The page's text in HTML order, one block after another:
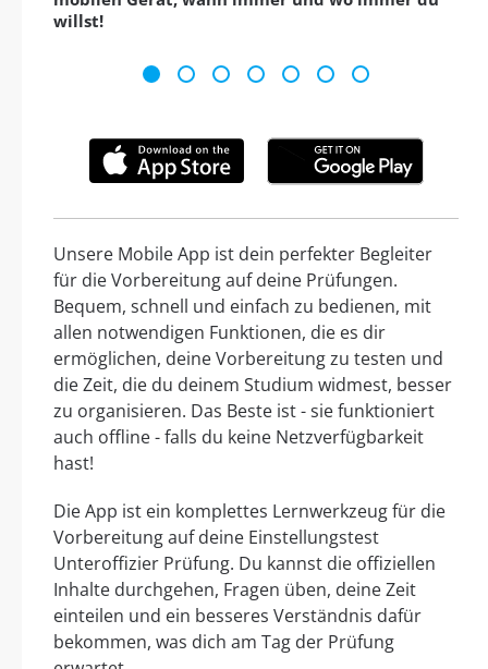
willst!
Unsere Mobile App ist dein perfekter Begleiter
für die Vorbereitung auf deine Prüfungen.
Bequem, schnell und einfach zu bedienen, mit
allen notwendigen Funktionen, die es dir
ermöglichen, deine Vorbereitung zu testen und
die Zeit, die du deinem Studium widmest, besser
zu organisieren. Das Beste ist - sie funktioniert
auch offline - falls du keine Netzverfügbarkeit
hast!
Die App ist ein komplettes Lernwerkzeug für die
Vorbereitung auf deine Einstellungstest
Unteroffizier Prüfung. Du kannst die offiziellen
Inhalte durchgehen, Fragen üben, deine Zeit
einteilen und ein besseres Verständnis dafür
bekommen, was dich am Tag der Prüfung